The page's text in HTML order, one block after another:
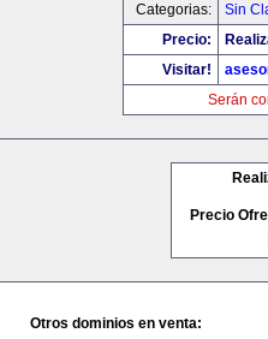
Categorias:
Sin
Precio:
Visitar!
Serán
Precio
Otros dominios en venta: